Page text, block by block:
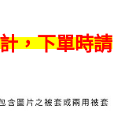
結，可透過四大超商／
需要取消訂單，請聯絡
效，需透過AFTEE先享
聯繫「AFTEE先享後付
support/home
，下單時請